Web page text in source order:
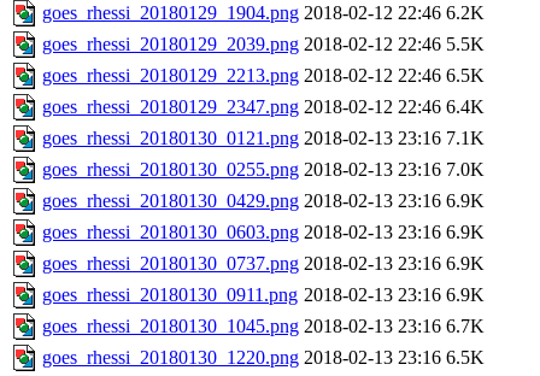
goes_rhessi_20180129_1904.png 2018-02-12 22:46 6.2K
goes_rhessi_20180129_2039.png 2018-02-12 22:46 5.5K
goes_rhessi_20180129_2213.png 2018-02-12 22:46 6.5K
goes_rhessi_20180129_2347.png 2018-02-12 22:46 6.4K
goes_rhessi_20180130_0121.png 2018-02-13 23:16 7.1K
goes_rhessi_20180130_0255.png 2018-02-13 23:16 7.0K
goes_rhessi_20180130_0429.png 2018-02-13 23:16 6.9K
goes_rhessi_20180130_0603.png 2018-02-13 23:16 6.9K
goes_rhessi_20180130_0737.png 2018-02-13 23:16 6.9K
goes_rhessi_20180130_0911.png 2018-02-13 23:16 6.9K
goes_rhessi_20180130_1045.png 2018-02-13 23:16 6.7K
goes_rhessi_20180130_1220.png 2018-02-13 23:16 6.5K